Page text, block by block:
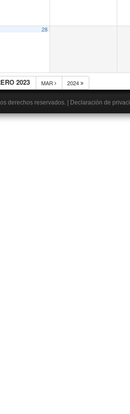
28
2023 MAR 2024
derechos reservados. Declaración de